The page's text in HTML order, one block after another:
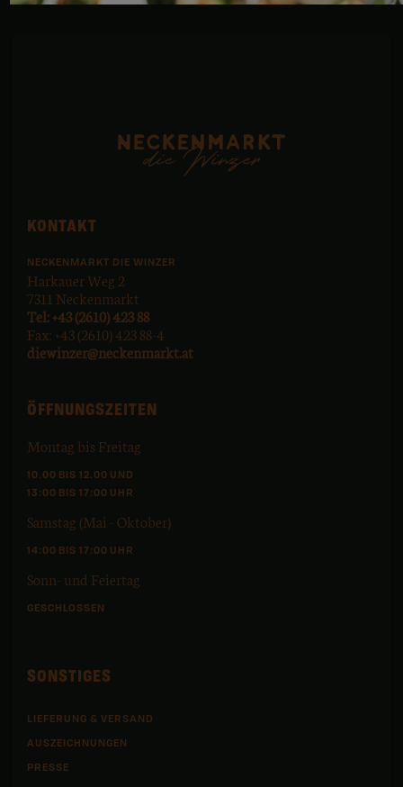
KONTAKT
NECKENMARKT DIE WINZER
Harkauer Weg 2
7311 Neckenmarkt
Tel: +43 (2610) 423 88
Fax: +43 (2610) 423 88-4
diewinzer@neckenmarkt.at
ÖFFNUNGSZEITEN
Montag bis Freitag
10.00 BIS 12.00 UND
13:00 BIS 17:00 UHR
Samstag (Mai - Oktober)
14:00 BIS 17:00 UHR
Sonn- und Feiertag
GESCHLOSSEN
SONSTIGES
LIEFERUNG & VERSAND
AUSZEICHNUNGEN
PRESSE